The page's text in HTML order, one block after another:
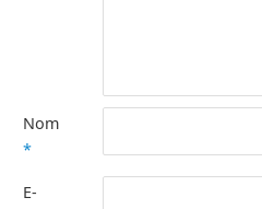
Nom
*
E-